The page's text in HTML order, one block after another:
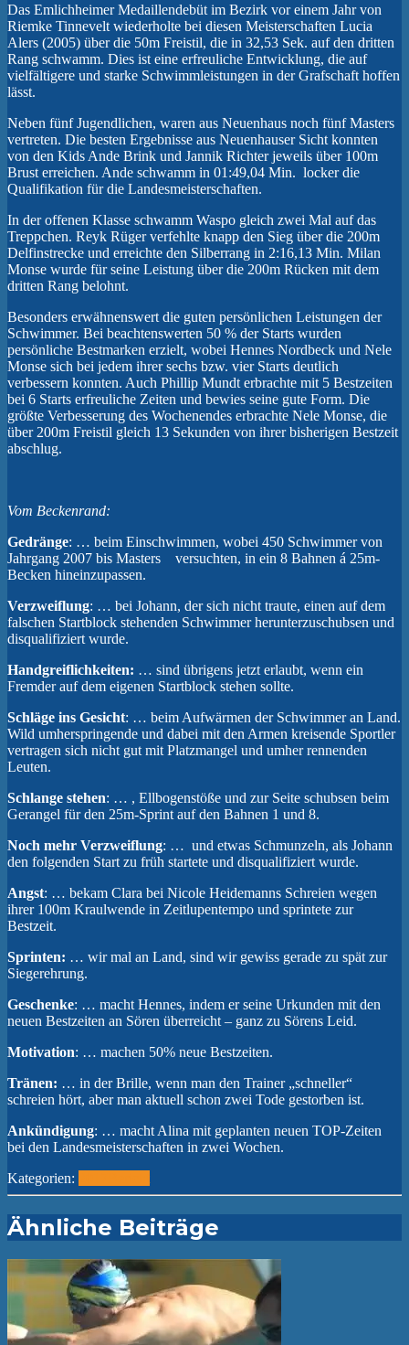
Das Emlichheimer Medaillendebüt im Bezirk vor einem Jahr von
Riemke Tinnevelt wiederholte bei diesen Meisterschaften Lucia
Alers (2005) über die 50m Freistil, die in 32,53 Sek. auf den dritten
Rang schwamm. Dies ist eine erfreuliche Entwicklung, die auf
vielfältigere und starke Schwimmleistungen in der Grafschaft hoffen
lässt.
Neben fünf Jugendlichen, waren aus Neuenhaus noch fünf Masters
vertreten. Die besten Ergebnisse aus Neuenhauser Sicht konnten
von den Kids Ande Brink und Jannik Richter jeweils über 100m
Brust erreichen. Ande schwamm in 01:49,04 Min. locker die
Qualifikation für die Landesmeisterschaften.
In der offenen Klasse schwamm Waspo gleich zwei Mal auf das
Treppchen. Reyk Rüger verfehlte knapp den Sieg über die 200m
Delfinstrecke und erreichte den Silberrang in 2:16,13 Min. Milan
Monse wurde für seine Leistung über die 200m Rücken mit dem
dritten Rang belohnt.
Besonders erwähnenswert die guten persönlichen Leistungen der
Schwimmer. Bei beachtenswerten 50 % der Starts wurden
persönliche Bestmarken erzielt, wobei Hennes Nordbeck und Nele
Monse sich bei jedem ihrer sechs bzw. vier Starts deutlich
verbessern konnten. Auch Phillip Mundt erbrachte mit 5 Bestzeiten
bei 6 Starts erfreuliche Zeiten und bewies seine gute Form. Die
größte Verbesserung des Wochenendes erbrachte Nele Monse, die
über 200m Freistil gleich 13 Sekunden von ihrer bisherigen Bestzeit
abschlug.
Vom Beckenrand:
Gedränge: … beim Einschwimmen, wobei 450 Schwimmer von
Jahrgang 2007 bis Masters versuchten, in ein 8 Bahnen á 25m-
Becken hineinzupassen.
Verzweiflung: … bei Johann, der sich nicht traute, einen auf dem
falschen Startblock stehenden Schwimmer herunterzuschubsen und
disqualifiziert wurde.
Handgreiflichkeiten: … sind übrigens jetzt erlaubt, wenn ein
Fremder auf dem eigenen Startblock stehen sollte.
Schläge ins Gesicht: … beim Aufwärmen der Schwimmer an Land.
Wild umherspringende und dabei mit den Armen kreisende Sportler
vertragen sich nicht gut mit Platzmangel und umher rennenden
Leuten.
Schlange stehen: … , Ellbogenstöße und zur Seite schubsen beim
Gerangel für den 25m-Sprint auf den Bahnen 1 und 8.
Noch mehr Verzweiflung: … und etwas Schmunzeln, als Johann
den folgenden Start zu früh startete und disqualifiziert wurde.
Angst: … bekam Clara bei Nicole Heidemanns Schreien wegen
ihrer 100m Kraulwende in Zeitlupentempo und sprintete zur
Bestzeit.
Sprinten: … wir mal an Land, sind wir gewiss gerade zu spät zur
Siegerehrung.
Geschenke: … macht Hennes, indem er seine Urkunden mit den
neuen Bestzeiten an Sören überreicht – ganz zu Sörens Leid.
Motivation: … machen 50% neue Bestzeiten.
Tränen: … in der Brille, wenn man den Trainer „schneller“
schreien hört, aber man aktuell schon zwei Tode gestorben ist.
Ankündigung: … macht Alina mit geplanten neuen TOP-Zeiten
bei den Landesmeisterschaften in zwei Wochen.
Kategorien:
Ähnliche Beiträge